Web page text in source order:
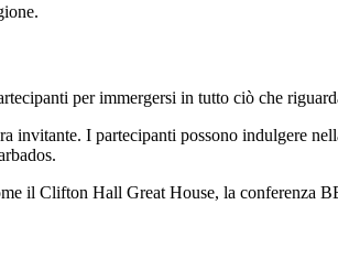
per immergersi in tutto ciò che
invitante. I partecipanti possono indulgere
il Clifton Hall Great House, la conferenza